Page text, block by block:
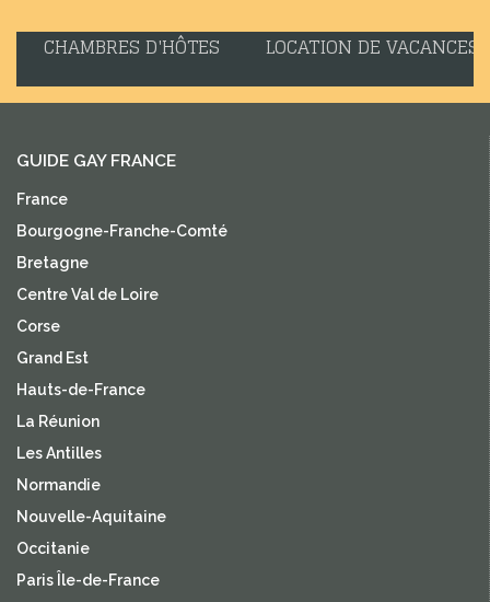
CHAMBRES D'HÔTES LOCATION DE VACANCES
GUIDE GAY FRANCE
France
Bourgogne-Franche-Comté
Bretagne
Centre Val de Loire
Corse
Grand Est
Hauts-de-France
La Réunion
Les Antilles
Normandie
Nouvelle-Aquitaine
Occitanie
Paris Île-de-France